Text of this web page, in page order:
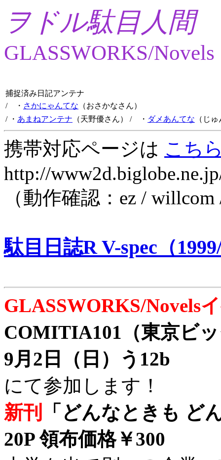
ヲドル駄目人間
GLASSWORKS/Novels
捕捉済み日記アンテナ
/ ・ さかにゃんてな （おさかなさん）
/ ・ あまねアンテナ （天野優さん） / ・ ダメあんてな （じ
携帯対応ページは こち
http://
（動作確認：ez /
駄目日誌R V-spec（
GLASSWORKS/Novels
COMITIA101（東京ビ
9月2日（日）う12b
にて参加します！
新刊
「どんなときも ど
20P 領布価格￥300